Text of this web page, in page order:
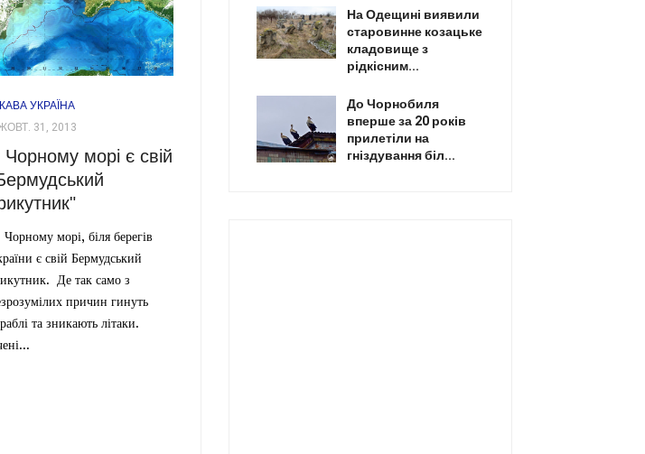
УКРАЇНА
31, 2013
морі є свій
морі, біля берегів
є свій Бермудський
Де так само з
причин гинуть
та зникають літаки.
На Одещині виявили
старовинне козацьке
кладовище з
рідкісним...
До Чорнобиля
вперше за 20 років
прилетіли на
гніздування біл...